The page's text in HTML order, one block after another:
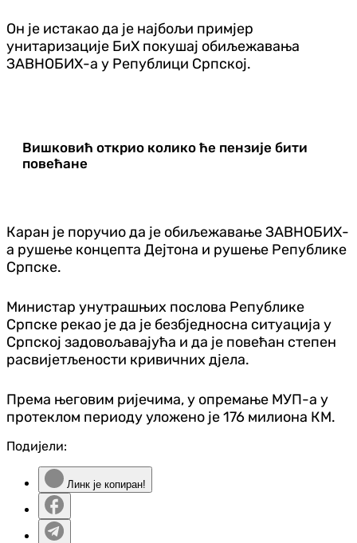
Он је истакао да је најбољи примјер
унитаризације БиХ покушај обиљежавања
ЗАВНОБИХ-а у Републици Српској.
Вишковић открио колико ће пензије бити
повећане
Каран је поручио да је обиљежавање ЗАВНОБИХ-
а рушење концепта Дејтона и рушење Републике
Српске.
Министар унутрашњих послова Републике
Српске рекао је да је безбједносна ситуација у
Српској задовољавајућа и да је повећан степен
расвијетљености кривичних дјела.
Према његовим ријечима, у опремање МУП-а у
протеклом периоду уложено је 176 милиона КМ.
Подијели:
Линк је копиран!